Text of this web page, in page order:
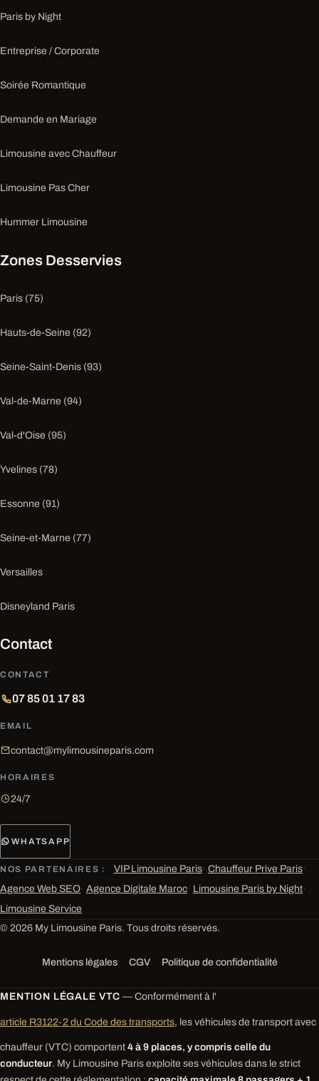
Paris by Night
Entreprise / Corporate
Soirée Romantique
Demande en Mariage
Limousine avec Chauffeur
Limousine Pas Cher
Hummer Limousine
Zones Desservies
Paris (75)
Hauts-de-Seine (92)
Seine-Saint-Denis (93)
Val-de-Marne (94)
Val-d'Oise (95)
Yvelines (78)
Essonne (91)
Seine-et-Marne (77)
Versailles
Disneyland Paris
Contact
CONTACT
07 85 01 17 83
EMAIL
contact@mylimousineparis.com
HORAIRES
24/7
WHATSAPP
NOS PARTENAIRES : VIP Limousine Paris· Chauffeur Prive Paris·
Agence Web SEO· Agence Digitale Maroc· Limousine Paris by Night·
Limousine Service
© 2026 My Limousine Paris. Tous droits réservés.
Mentions légales CGV Politique de confidentialité
MENTION LÉGALE VTC — Conformément à l'
article R3122-2 du Code des transports, les véhicules de transport avec
chauffeur (VTC) comportent 4 à 9 places, y compris celle du
conducteur. My Limousine Paris exploite ses véhicules dans le strict